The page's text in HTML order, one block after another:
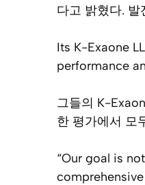
다고 밝혔다.
Its K-Exaone
performance
그들의 K-
한 평가에서 모
“Our goal is